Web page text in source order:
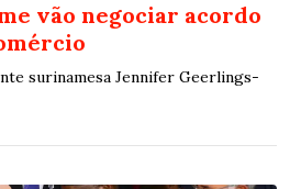
vão negociar acordo
surinamesa Jennifer Geerlings-